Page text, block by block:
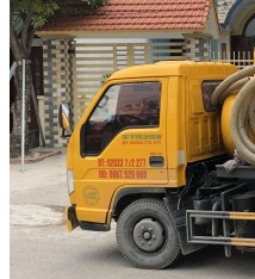
Thi công cây xanh đô thị
và sân vườn – Giải pháp...